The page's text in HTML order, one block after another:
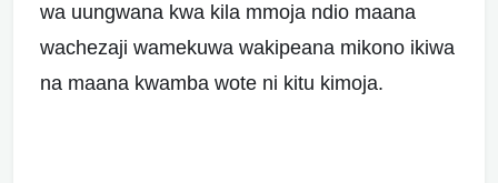
wa uungwana kwa kila mmoja ndio maana
wachezaji wamekuwa wakipeana mikono ikiwa
na maana kwamba wote ni kitu kimoja.